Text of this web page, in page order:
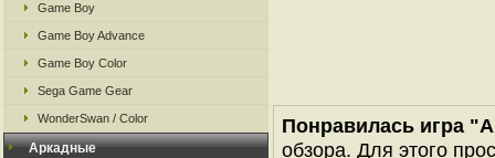
Game Boy
Game Boy Advance
Game Boy Color
Sega Game Gear
WonderSwan / Color
Аркадные
Понравилась игра
обзора. Для этого